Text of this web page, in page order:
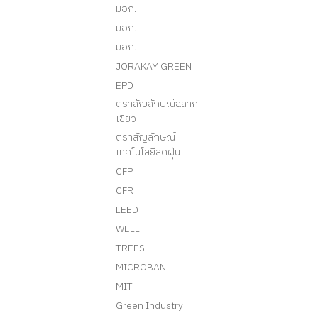
มอก.
มอก.
มอก.
JORAKAY GREEN
EPD
ตราสัญลักษณ์ฉลาก
เขียว
ตราสัญลักษณ์
เทคโนโลยีลดฝุ่น
CFP
CFR
LEED
WELL
TREES
MICROBAN
MIT
Green Industry